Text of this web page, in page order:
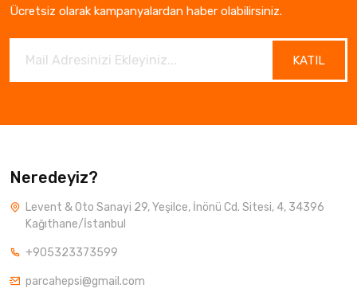
Ücretsiz olarak kampanyalardan haber olabilirsiniz.
KATIL
Neredeyiz?
Levent & Oto Sanayi 29, Yeşilce, İnönü Cd. Sitesi, 4, 34396
Kağıthane/İstanbul
+905323373599
parcahepsi@gmail.com